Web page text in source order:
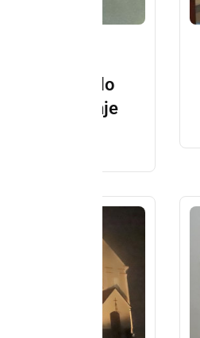
organiziralo
Miklavževanje